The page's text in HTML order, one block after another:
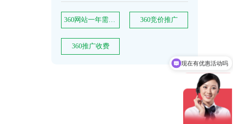
360网站一年需要多少钱 360竞价推广
360推广收费
可以介绍下你们的产品么